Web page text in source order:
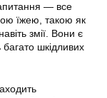
— все
їжею, такою як
змії. Вони є
шкідливих